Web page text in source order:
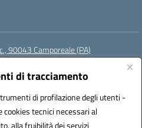
di tracciamento
di profilazione degli utenti -
tecnici necessari al
alla fruibilità dei servizi
90043 Camporeale (PA)